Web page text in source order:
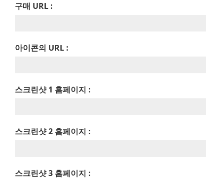
구매 URL :
아이콘의 URL :
스크린샷 1 홈페이지 :
스크린샷 2 홈페이지 :
스크린샷 3 홈페이지 :